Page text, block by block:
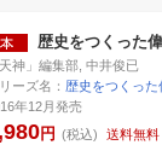
歴史をつくった
天神」編集部, 中井俊已
ーズ名： 歴史をつくっ
年12月発売
円 (税込) 送料無料